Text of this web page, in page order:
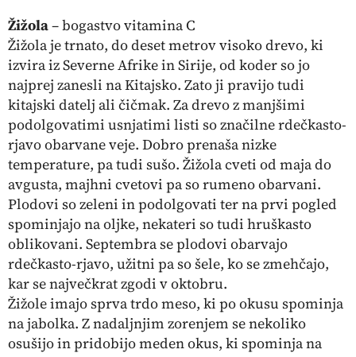
Žižola– bogastvo vitamina C
Žižola je trnato, do deset metrov visoko drevo, ki
izvira iz Severne Afrike in Sirije, od koder so jo
najprej zanesli na Kitajsko. Zato ji pravijo tudi
kitajski datelj ali čičmak. Za drevo z manjšimi
podolgovatimi usnjatimi listi so značilne rdečkasto-
rjavo obarvane veje. Dobro prenaša nizke
temperature, pa tudi sušo. Žižola cveti od maja do
avgusta, majhni cvetovi pa so rumeno obarvani.
Plodovi so zeleni in podolgovati ter na prvi pogled
spominjajo na oljke, nekateri so tudi hruškasto
oblikovani. Septembra se plodovi obarvajo
rdečkasto-rjavo, užitni pa so šele, ko se zmehčajo,
kar se največkrat zgodi v oktobru.
Žižole imajo sprva trdo meso, ki po okusu spominja
na jabolka. Z nadaljnjim zorenjem se nekoliko
osušijo in pridobijo meden okus, ki spominja na